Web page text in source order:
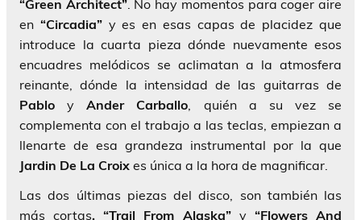
“Green Architect”. No hay momentos para coger aire
en “Circadia”y es en esas capas de placidez que
introduce la cuarta pieza dónde nuevamente esos
encuadres melódicos se aclimatan a la atmosfera
reinante, dónde la intensidad de las guitarras de
Pablo yAnder Carballo, quién a su vez se
complementa con el trabajo a las teclas, empiezan a
llenarte de esa grandeza instrumental por la que
Jardin De La Croix es única a la hora de magnificar.
Las dos últimas piezas del disco, son también las
más cortas. “Trail From Alaska”y “Flowers And